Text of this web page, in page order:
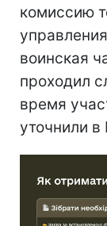
комиссию
воинская
проходил
время
уточнили